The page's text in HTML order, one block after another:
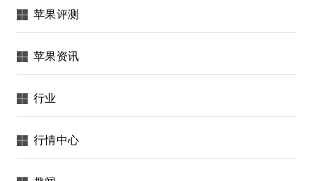
苹果评测
苹果资讯
行业
行情中心